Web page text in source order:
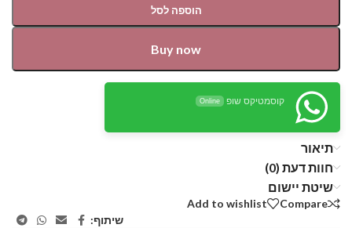
הוספה לסל
Buy now
קוסמטיקס שופ Online
תיאור
חוות דעת (0)
שיטת יישום
Compare
Add to wishlist
שיתוף: